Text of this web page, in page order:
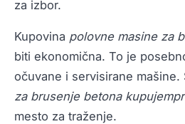
za izbor.
Kupovina polovne masine za
biti ekonomična. To je
očuvane i servisirane mašine.
za brusenje betona
mesto za traženje.